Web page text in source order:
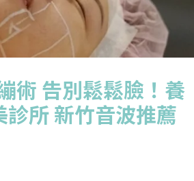
術 告別鬆鬆臉！養
所 新竹音波推薦